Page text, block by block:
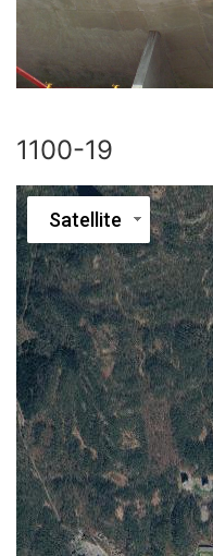
1100-19
Satellite